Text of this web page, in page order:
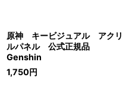
原神 キービジュアル アクリ
ルパネル 公式正規品
Genshin
1,750円